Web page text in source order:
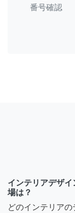
番号確認
インテリアデザ
場は？
どのインテリア